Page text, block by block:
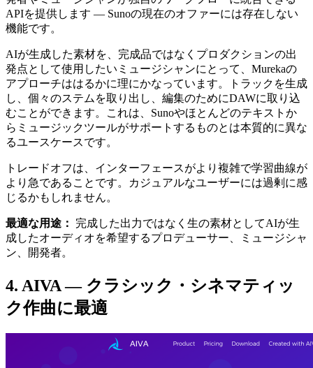
APIを提供します — Sunoの現在のオファーには存在しない
機能です。
AIが生成した素材を、完成品ではなくプロダクションの出
発点として使用したいミュージシャンにとって、Murekaの
アプローチははるかに理にかなっています。トラックを生成
し、個々のステムを取り出し、編集のためにDAWに取り込
むことができます。これは、Sunoやほとんどのテキストか
らミュージックツールがサポートするものとは本質的に異な
るユースケースです。
トレードオフは、インターフェースがより複雑で学習曲線が
より急であることです。カジュアルなユーザーには過剰に感
じるかもしれません。
最適な用途：
完成した出力ではなく生の素材としてAIが生
成したオーディオを希望するプロデューサー、ミュージシャ
ン、開発者。
4. AIVA — クラシック・シネマティッ
ク作曲に最適